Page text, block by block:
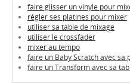
faire glisser un vinyle pour
régler ses platines pour mixer
utiliser sa table de mixage
utiliser le crossfader
mixer au tempo
faire un Baby Scratch avec sa
faire un Transform avec sa